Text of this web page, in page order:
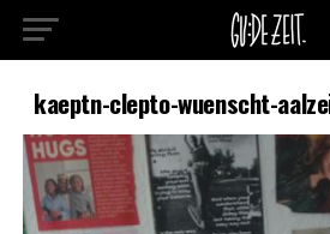
kaeptn-clepto-wuenscht-